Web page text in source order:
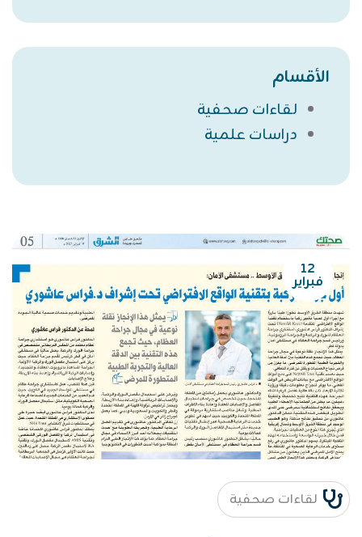
الأقسام
لقاءات صحفية
دراسات علمية
١٢
فبراير
لقاءات صحفية